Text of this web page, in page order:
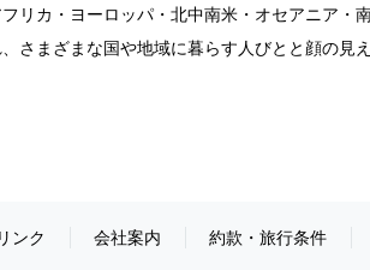
リカ・ヨーロッパ・北中南米・オセアニア・
さまざまな国や地域に暮らす人びとと顔の見
リンク 会社案内 約款・旅行条件